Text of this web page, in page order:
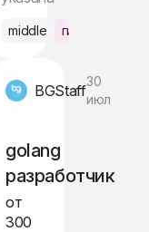
middle гибрид Москва
BGStaff
30
июл
golang
разработчик
от
300